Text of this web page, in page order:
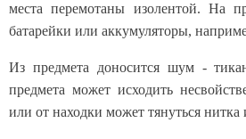
места перемотаны изолентой. На
батарейки или аккумуляторы,
Из предмета доносится шум -
предмета может исходить
или от находки может тянуться нитка